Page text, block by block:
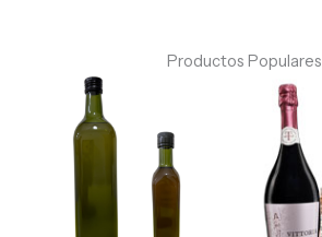
Productos Populares
desde
S/ 60.00
hasta